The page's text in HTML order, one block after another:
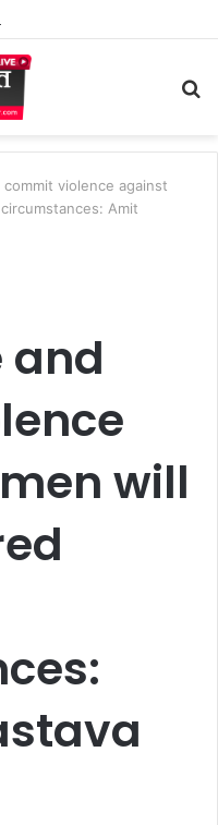
के 20 मोबाइल फोन बरामद
violence against
Amit
and
will